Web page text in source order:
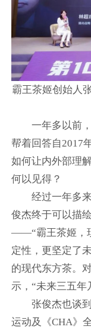
霸王茶姬创始人
一年多以前，
帮着回答自2017
如何让内外部理
何以见得？
经过一年多来
俊杰终于可以描
——“霸王茶姬，
定性，更坚定了
的现代东方茶。
示，“未来三五年
张俊杰也谈到
运动及《CHA》